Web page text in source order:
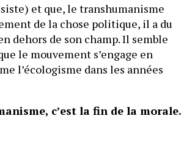
et que, le transhumanisme
de la chose politique, il a du
dehors de son champ. Il semble
le mouvement s’engage en
l’écologisme dans les années
c’est la fin de la morale.